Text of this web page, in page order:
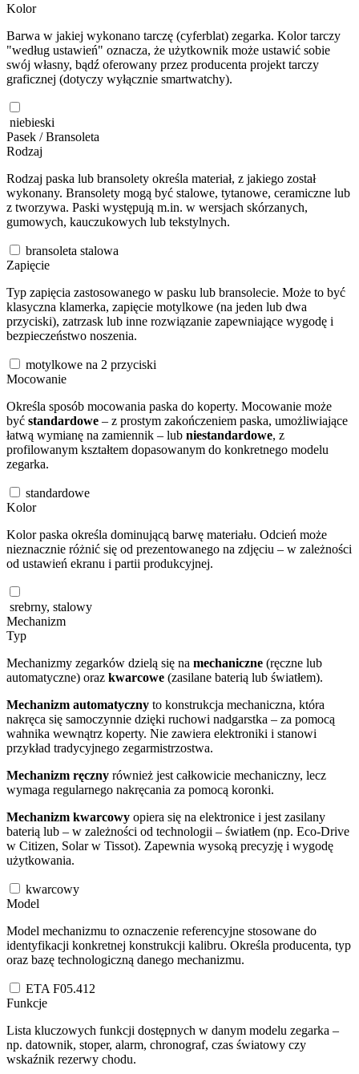
Kolor
Barwa w jakiej wykonano tarczę (cyferblat) zegarka. Kolor tarczy
"według ustawień" oznacza, że użytkownik może ustawić sobie
swój własny, bądź oferowany przez producenta projekt tarczy
graficznej (dotyczy wyłącznie smartwatchy).
niebieski
Pasek / Bransoleta
Rodzaj
Rodzaj paska lub bransolety określa materiał, z jakiego został
wykonany. Bransolety mogą być stalowe, tytanowe, ceramiczne lub
z tworzywa. Paski występują m.in. w wersjach skórzanych,
gumowych, kauczukowych lub tekstylnych.
bransoleta stalowa
Zapięcie
Typ zapięcia zastosowanego w pasku lub bransolecie. Może to być
klasyczna klamerka, zapięcie motylkowe (na jeden lub dwa
przyciski), zatrzask lub inne rozwiązanie zapewniające wygodę i
bezpieczeństwo noszenia.
motylkowe na 2 przyciski
Mocowanie
Określa sposób mocowania paska do koperty. Mocowanie może
być standardowe – z prostym zakończeniem paska, umożliwiające
łatwą wymianę na zamiennik – lub niestandardowe, z
profilowanym kształtem dopasowanym do konkretnego modelu
zegarka.
standardowe
Kolor
Kolor paska określa dominującą barwę materiału. Odcień może
nieznacznie różnić się od prezentowanego na zdjęciu – w zależności
od ustawień ekranu i partii produkcyjnej.
srebrny, stalowy
Mechanizm
Typ
Mechanizmy zegarków dzielą się na mechaniczne (ręczne lub
automatyczne) oraz kwarcowe (zasilane baterią lub światłem).
Mechanizm automatyczny to konstrukcja mechaniczna, która
nakręca się samoczynnie dzięki ruchowi nadgarstka – za pomocą
wahnika wewnątrz koperty. Nie zawiera elektroniki i stanowi
przykład tradycyjnego zegarmistrzostwa.
Mechanizm ręczny również jest całkowicie mechaniczny, lecz
wymaga regularnego nakręcania za pomocą koronki.
Mechanizm kwarcowy opiera się na elektronice i jest zasilany
baterią lub – w zależności od technologii – światłem (np. Eco-Drive
w Citizen, Solar w Tissot). Zapewnia wysoką precyzję i wygodę
użytkowania.
kwarcowy
Model
Model mechanizmu to oznaczenie referencyjne stosowane do
identyfikacji konkretnej konstrukcji kalibru. Określa producenta, typ
oraz bazę technologiczną danego mechanizmu.
ETA F05.412
Funkcje
Lista kluczowych funkcji dostępnych w danym modelu zegarka –
np. datownik, stoper, alarm, chronograf, czas światowy czy
wskaźnik rezerwy chodu.